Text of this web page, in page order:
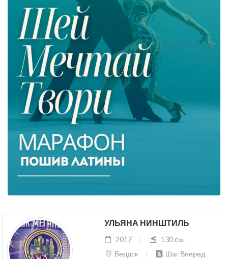
УЛЬЯНА НИНШТИЛЬ
2017
130 cм.
Бердск
Шаг Вперед